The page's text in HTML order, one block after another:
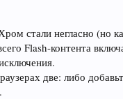
стали негласно (но
Flash-контента
две: либо